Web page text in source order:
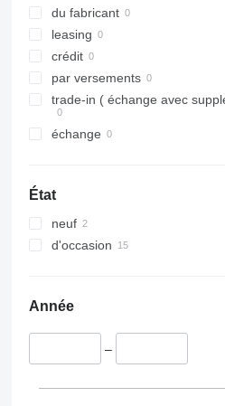
du fabricant
leasing
crédit
par versements
trade-in ( échange avec
échange
État
neuf
d'occasion
Année
–